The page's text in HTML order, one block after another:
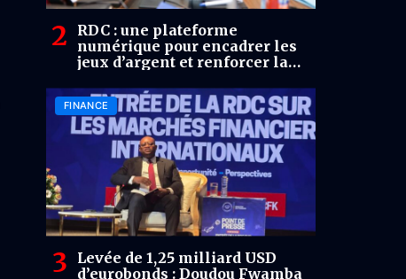
RDC : une plateforme
numérique pour encadrer les
jeux d’argent et renforcer la
FINANCE
Levée de 1,25 milliard USD
d’eurobonds : Doudou Fwamba